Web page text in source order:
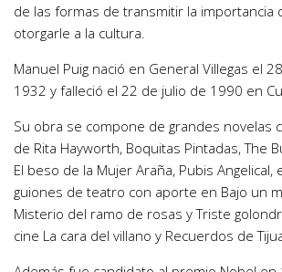
de las formas de transmitir la importancia
otorgarle a la cultura.
Manuel Puig nació en General Villegas el
1932 y falleció el 22 de julio de 1990 en
Su obra se compone de grandes novelas
de Rita Hayworth, Boquitas Pintadas, The
El beso de la Mujer Araña, Pubis
guiones de teatro con aporte en Bajo un
Misterio del ramo de rosas y Triste
cine La cara del villano y Recuerdos de